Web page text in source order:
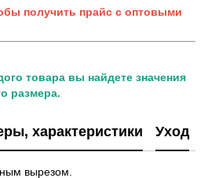
получить прайс с оптовыми
товара вы найдете значения
размера.
характеристики Уход
вырезом.